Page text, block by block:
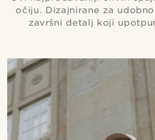
očiju. Dizajnirane za
završni detalj koji